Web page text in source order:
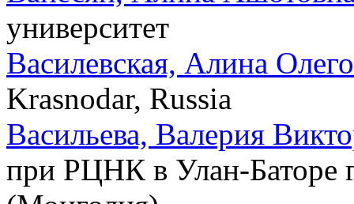
университет
Василевская, Алина
Krasnodar, Russia
Васильева, Валерия
при РЦНК в Улан-Баторе